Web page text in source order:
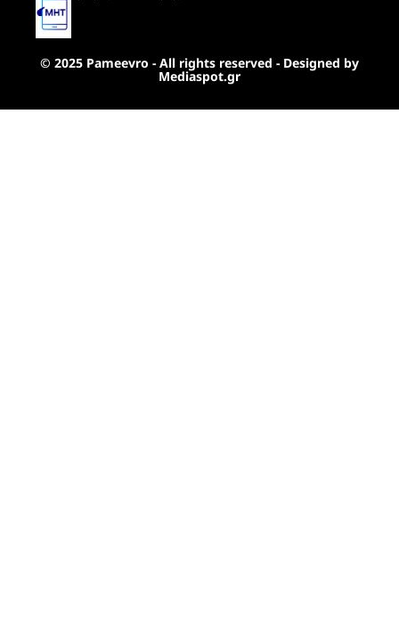
© 2025 Pameevro - All rights reserved - Designed by
Mediaspot.gr